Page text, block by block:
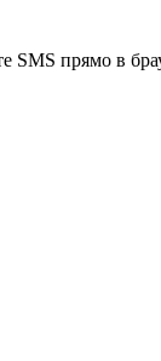
прямо в